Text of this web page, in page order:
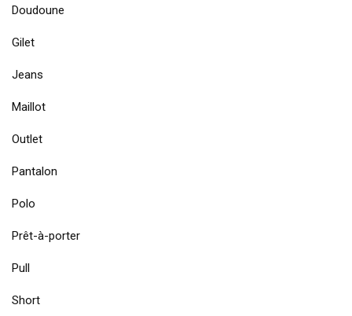
Doudoune
Gilet
Jeans
Maillot
Outlet
Pantalon
Polo
Prêt-à-porter
Pull
Short